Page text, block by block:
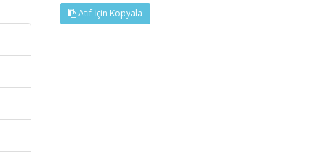
Atıf İçin Kopyala